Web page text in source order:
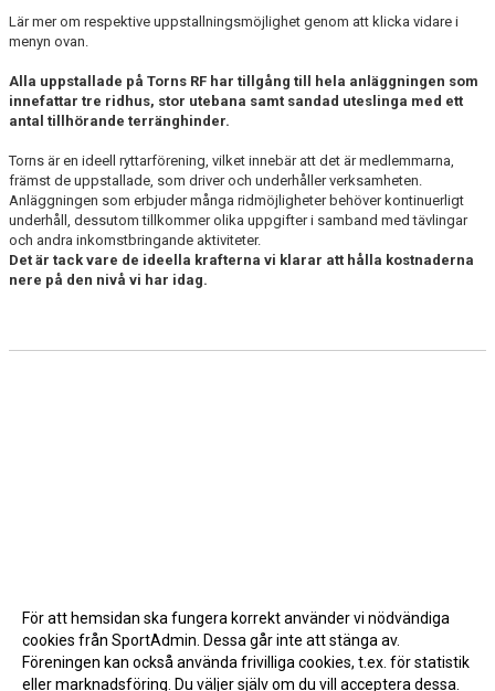
KLUBBSHOP
HIPPOCRATES
STÖTTA TORNS
LEKTIONSPLANERING RIDSKOLA
Lär mer om respektive uppstallningsmöjlighet genom att klicka vidare i
menyn ovan.
Alla uppstallade på Torns RF har tillgång till hela anläggningen som
innefattar tre ridhus, stor utebana samt sandad uteslinga med ett
antal tillhörande terränghinder.
Torns är en ideell ryttarförening, vilket innebär att det är medlemmarna,
främst de uppstallade, som driver och underhåller verksamheten.
Anläggningen som erbjuder många ridmöjligheter behöver kontinuerligt
underhåll, dessutom tillkommer olika uppgifter i samband med tävlingar
och andra inkomstbringande aktiviteter.
Det är tack vare de ideella krafterna vi klarar att hålla kostnaderna
nere på den nivå vi har idag.
För att hemsidan ska fungera korrekt använder vi nödvändiga
cookies från SportAdmin. Dessa går inte att stänga av.
Föreningen kan också använda frivilliga cookies, t.ex. för statistik
eller marknadsföring. Du väljer själv om du vill acceptera dessa.